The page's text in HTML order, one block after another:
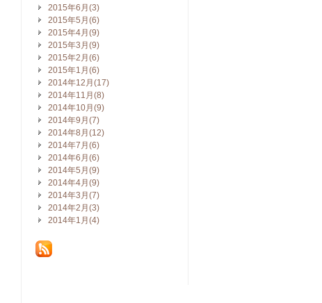
2015年6月(3)
2015年5月(6)
2015年4月(9)
2015年3月(9)
2015年2月(6)
2015年1月(6)
2014年12月(17)
2014年11月(8)
2014年10月(9)
2014年9月(7)
2014年8月(12)
2014年7月(6)
2014年6月(6)
2014年5月(9)
2014年4月(9)
2014年3月(7)
2014年2月(3)
2014年1月(4)